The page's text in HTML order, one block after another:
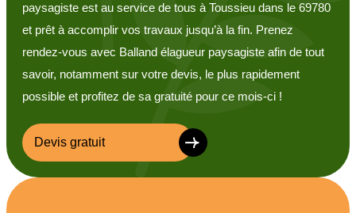
paysagiste est au service de tous à Toussieu dans le 69780
et prêt à accomplir vos travaux jusqu’à la fin. Prenez
rendez-vous avec Balland élagueur paysagiste afin de tout
savoir, notamment sur votre devis, le plus rapidement
possible et profitez de sa gratuité pour ce mois-ci !
Devis gratuit